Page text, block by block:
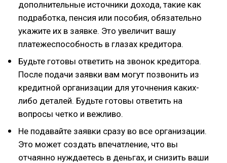
дополнительные источники дохода, такие как
подработка, пенсия или пособия, обязательно
укажите их в заявке. Это увеличит вашу
платежеспособность в глазах кредитора.
Будьте готовы ответить на звонок кредитора.
После подачи заявки вам могут позвонить из
кредитной организации для уточнения каких-
либо деталей. Будьте готовы ответить на
вопросы четко и вежливо.
Не подавайте заявки сразу во все организации.
Это может создать впечатление, что вы
отчаянно нуждаетесь в деньгах, и снизить ваши